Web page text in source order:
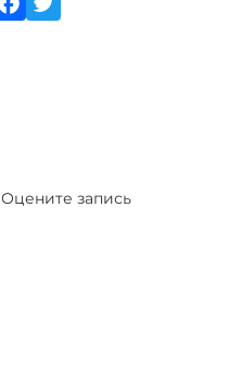
Оцените запись